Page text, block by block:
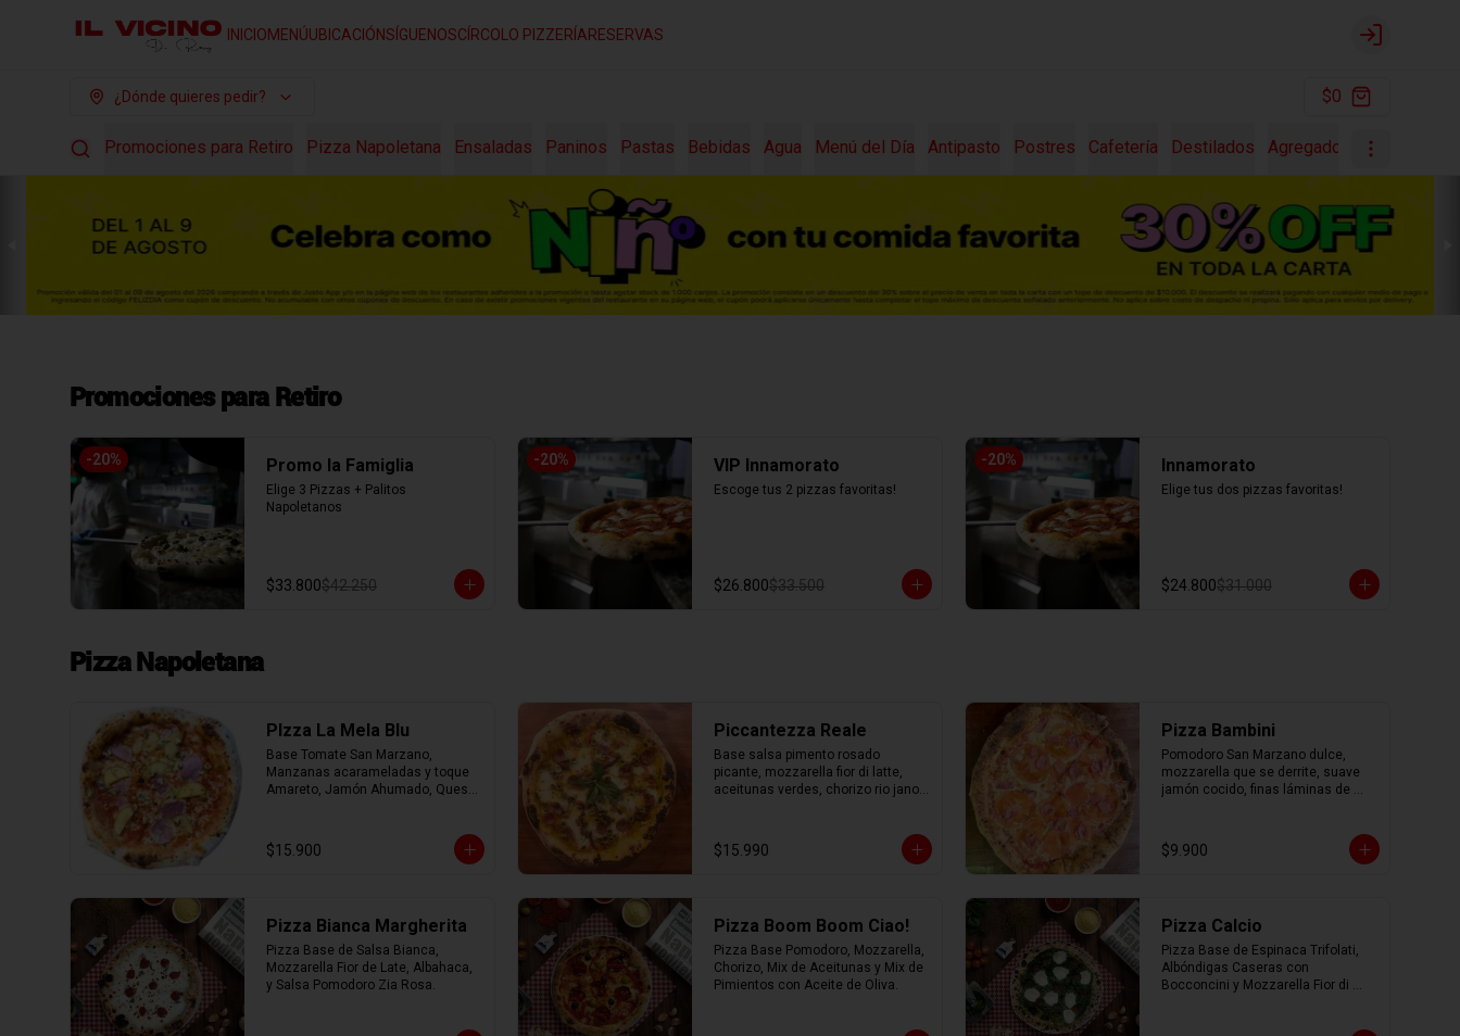
INICIOMENÚUBICACIÓNSÍGUENOSCÍRCOLO PIZZERÍARESERVAS
Login
¿Dónde quieres pedir? $0
Promociones para Retiro Pizza Napoletana Ensaladas Paninos Pastas Bebidas Agua Menú del Día Antipasto Postres Cafetería Destilados Agregados Pastas
Promociones para Retiro
-20% Promo la Famiglia
Elige 3 Pizzas + Palitos
Napoletanos
$33.800$42.250
-20% VIP Innamorato
Escoge tus 2 pizzas favoritas!
$26.800$33.500
-20% Innamorato
Elige tus dos pizzas favoritas!
$24.800$31.000
Pizza Napoletana
PIzza La Mela Blu
Base Tomate San Marzano,
Manzanas acarameladas y toque
Amareto, Jamón Ahumado, Queso
$15.900
Piccantezza Reale
Base salsa pimento rosado
picante, mozzarella fior di latte,
aceitunas verdes, chorizo rio jano,
$15.990
Pizza Bambini
Pomodoro San Marzano dulce,
mozzarella que se derrite, suave
jamón cocido, finas láminas de
$9.900
Pizza Bianca Margherita
Pizza Base de Salsa Bianca,
Mozzarella Fior de Late, Albahaca,
y Salsa Pomodoro Zia Rosa.
Pizza Boom Boom Ciao!
Pizza Base Pomodoro, Mozzarella,
Chorizo, Mix de Aceitunas y Mix de
Pimientos con Aceite de Oliva.
Pizza Calcio
Pizza Base de Espinaca Trifolati,
Albóndigas Caseras con
Bocconcini y Mozzarella Fior di